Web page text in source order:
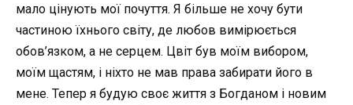
мало цінують мої почуття. Я більше не хочу бути
частиною їхнього світу, де любов вимірюється
обов’язком, а не серцем. Цвіт був моїм вибором,
моїм щастям, і ніхто не мав права забирати його в
мене. Тепер я будую своє життя з Богданом і новим